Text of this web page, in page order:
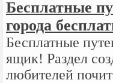
Бесплатные
города
Бесплатные
ящик! Раздел
любителей